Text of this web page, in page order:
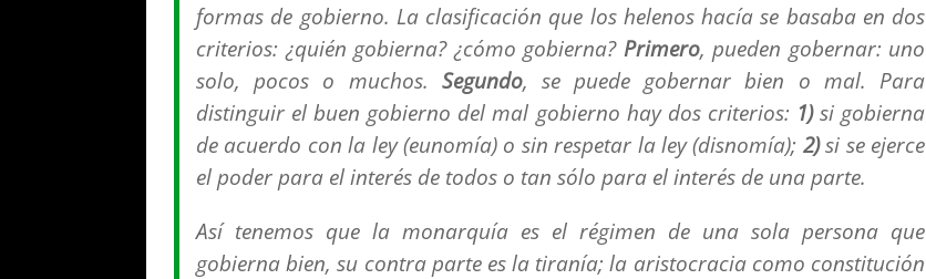
formas de gobierno. La clasificación que los helenos hacía se basaba en dos
criterios: ¿quién gobierna? ¿cómo gobierna? Primero, pueden gobernar: uno
solo, pocos o muchos. Segundo, se puede gobernar bien o mal. Para
distinguir el buen gobierno del mal gobierno hay dos criterios: 1)si gobierna
de acuerdo con la ley (eunomía) o sin respetar la ley (disnomía); 2)si se ejerce
el poder para el interés de todos o tan sólo para el interés de una parte.
Así tenemos que la monarquía es el régimen de una sola persona que
gobierna bien, su contra parte es la tiranía; la aristocracia como constitución